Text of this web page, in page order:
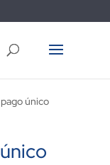
único